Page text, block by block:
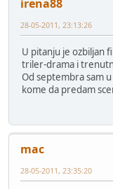
irena88
28-05-2011, 23:13:26
U pitanju je ozbiljan
triler-drama i
Od septembra sam
kome da predam
mac
28-05-2011, 23:35:20